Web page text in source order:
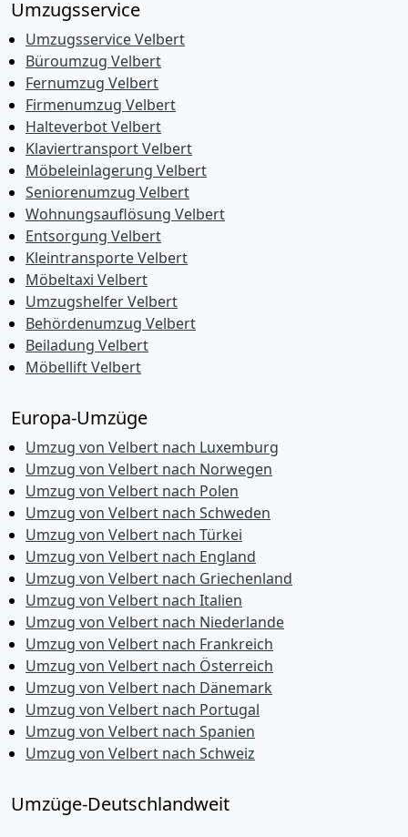
Umzugsservice
Umzugsservice Velbert
Büroumzug Velbert
Fernumzug Velbert
Firmenumzug Velbert
Halteverbot Velbert
Klaviertransport Velbert
Möbeleinlagerung Velbert
Seniorenumzug Velbert
Wohnungsauflösung Velbert
Entsorgung Velbert
Kleintransporte Velbert
Möbeltaxi Velbert
Umzugshelfer Velbert
Behördenumzug Velbert
Beiladung Velbert
Möbellift Velbert
Europa-Umzüge
Umzug von Velbert nach Luxemburg
Umzug von Velbert nach Norwegen
Umzug von Velbert nach Polen
Umzug von Velbert nach Schweden
Umzug von Velbert nach Türkei
Umzug von Velbert nach England
Umzug von Velbert nach Griechenland
Umzug von Velbert nach Italien
Umzug von Velbert nach Niederlande
Umzug von Velbert nach Frankreich
Umzug von Velbert nach Österreich
Umzug von Velbert nach Dänemark
Umzug von Velbert nach Portugal
Umzug von Velbert nach Spanien
Umzug von Velbert nach Schweiz
Umzüge-Deutschlandweit